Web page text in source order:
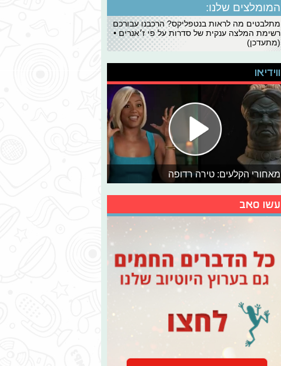
המומלצים שלנו:
מתלבטים מה לראות בנטפליקס? הרכבנו עבורכם
רשימת המלצה ענקית של סדרות על פי ז׳אנרים •
(מתעדכן)
ווידיאו
מאחורי הקלעים: טירה רדופה
עשו סאב